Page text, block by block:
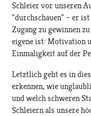
Schleier vor unseren
"durchschauen" – er
Zugang zu gewinnen
eigene ist: Motivation
Einmaligkeit auf der
Letztlich geht es in
erkennen, wie
und welch schweren
Schleiern als unsere